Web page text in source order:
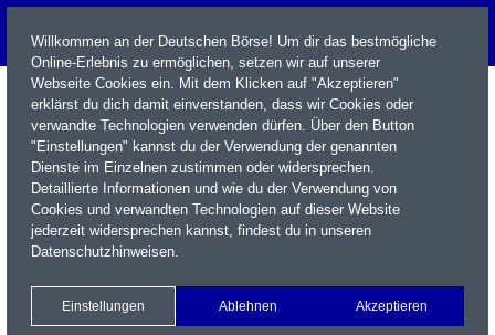
Name / WKN / ISIN / Kürzel
Xetra Realtime
Watchlist Portfolio Login
Willkommen an der Deutschen Börse! Um dir das bestmögliche
Online-Erlebnis zu ermöglichen, setzen wir auf unserer
Webseite Cookies ein. Mit dem Klicken auf "Akzeptieren"
erklärst du dich damit einverstanden, dass wir Cookies oder
verwandte Technologien verwenden dürfen. Über den Button
"Einstellungen" kannst du der Verwendung der genannten
Dienste im Einzelnen zustimmen oder widersprechen.
Detaillierte Informationen und wie du der Verwendung von
Cookies und verwandten Technologien auf dieser Website
jederzeit widersprechen kannst, findest du in unseren
Datenschutzhinweisen.
Einstellungen Ablehnen Akzeptieren